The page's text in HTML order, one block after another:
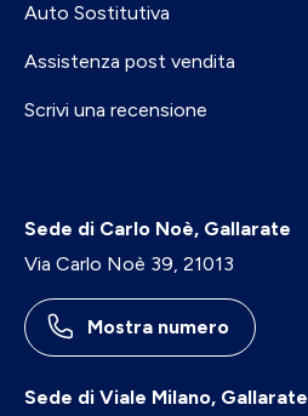
Auto Sostitutiva
Assistenza post vendita
Scrivi una recensione
Sede di Carlo Noè, Gallarate
Via Carlo Noè 39, 21013
Mostra numero
Sede di Viale Milano, Gallarate